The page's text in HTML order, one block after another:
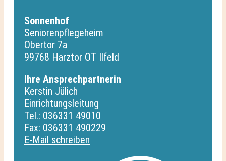
Sonnenhof
Seniorenpflegeheim
Obertor 7a
99768 Harztor OT Ilfeld
Ihre Ansprechpartnerin
Kerstin Jülich
Einrichtungsleitung
Tel.: 036331 49010
Fax: 036331 490229
E-Mail schreiben